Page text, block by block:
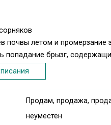
почвы летом и промерзание
попадание брызг,
почвы
образуют больше
Продам, продажа,
неуместен